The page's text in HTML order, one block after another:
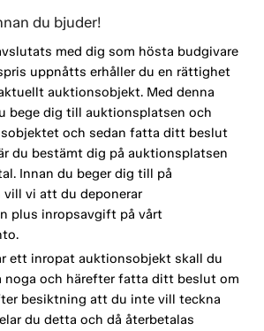
du bjuder!
med dig som hösta budgivare
uppnåtts erhåller du en rättighet
auktionsobjekt. Med denna
bege dig till auktionsplatsen och
och sedan fatta ditt beslut
du bestämt dig på auktionsplatsen
Innan du beger dig till på
vi att du deponerar
plus inropsavgift på vårt
ett inropat auktionsobjekt skall du
noga och härefter fatta ditt beslut om
besiktning att du inte vill teckna
du detta och då återbetalas